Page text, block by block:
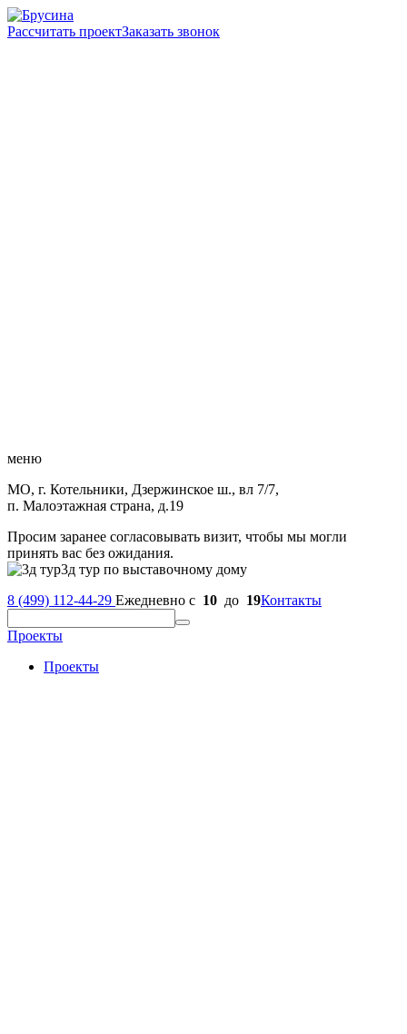
Рассчитать проектЗаказать звонок
меню
МО, г. Котельники, Дзержинское ш., вл 7/7,
п. Малоэтажная страна, д.19
Просим заранее согласовывать визит, чтобы мы могли
принять вас без ожидания.
3д тур по выставочному дому
8 (499) 112-44-29 Ежедневно с 10 до 19Контакты
Проекты
Проекты